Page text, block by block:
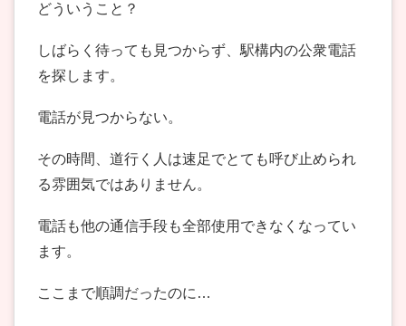
どういうこと？
しばらく待っても見つからず、駅構内の公衆電話
を探します。
電話が見つからない。
その時間、道行く人は速足でとても呼び止められ
る雰囲気ではありません。
電話も他の通信手段も全部使用できなくなってい
ます。
ここまで順調だったのに…